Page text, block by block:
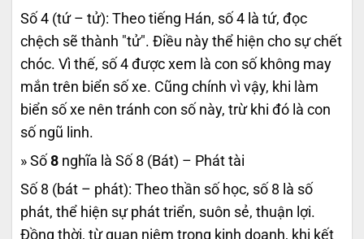
Số 4 (tứ – tử): Theo tiếng Hán, số 4 là tứ, đọc
chệch sẽ thành "tử". Điều này thể hiện cho sự chết
chóc. Vì thế, số 4 được xem là con số không may
mắn trên biển số xe. Cũng chính vì vậy, khi làm
biển số xe nên tránh con số này, trừ khi đó là con
số ngũ linh.
» Số 8 nghĩa là Số 8 (Bát) – Phát tài
Số 8 (bát – phát): Theo thần số học, số 8 là số
phát, thể hiện sự phát triển, suôn sẻ, thuận lợi.
Đồng thời, từ quan niệm trong kinh doanh, khi kết